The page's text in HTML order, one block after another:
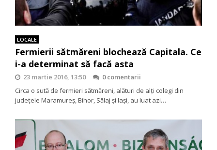
LOCALE
Fermierii sătmăreni blochează Capitala. Ce
i-a determinat să facă asta
23 martie 2016, 13:50
0 comentarii
Circa o sută de fermieri sătmăreni, alături de alți colegi din
județele Maramureș, Bihor, Sălaj și Iași, au luat azi…